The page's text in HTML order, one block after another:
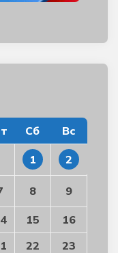
Сб Вс
1 2
8 9
15
16
22
23